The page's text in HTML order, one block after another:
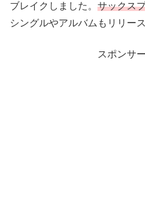
ブレイクしました。 サックス
シングルやアルバムもリリー
スポンサ